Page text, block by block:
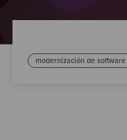
Test
modernización de software